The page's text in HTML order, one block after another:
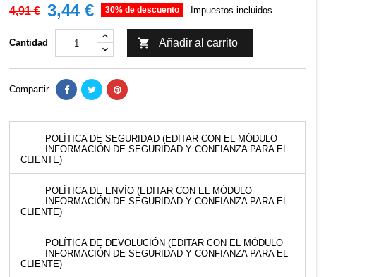
4,91 € 3,44 € 30% de descuento Impuestos incluidos
Cantidad  Añadir al carrito
Compartir
POLÍTICA DE SEGURIDAD (EDITAR CON EL MÓDULO
INFORMACIÓN DE SEGURIDAD Y CONFIANZA PARA EL
CLIENTE)
POLÍTICA DE ENVÍO (EDITAR CON EL MÓDULO
INFORMACIÓN DE SEGURIDAD Y CONFIANZA PARA EL
CLIENTE)
POLÍTICA DE DEVOLUCIÓN (EDITAR CON EL MÓDULO
INFORMACIÓN DE SEGURIDAD Y CONFIANZA PARA EL
CLIENTE)